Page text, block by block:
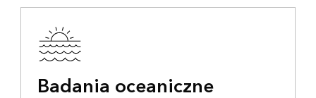
Badania oceaniczne